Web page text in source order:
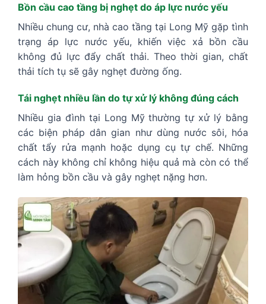
Bồn cầu cao tầng bị nghẹt do áp lực nước yếu
Nhiều chung cư, nhà cao tầng tại Long Mỹ gặp tình
trạng áp lực nước yếu, khiến việc xả bồn cầu
không đủ lực đẩy chất thải. Theo thời gian, chất
thải tích tụ sẽ gây nghẹt đường ống.
Tái nghẹt nhiều lần do tự xử lý không đúng cách
Nhiều gia đình tại Long Mỹ thường tự xử lý bằng
các biện pháp dân gian như dùng nước sôi, hóa
chất tẩy rửa mạnh hoặc dụng cụ tự chế. Những
cách này không chỉ không hiệu quả mà còn có thể
làm hỏng bồn cầu và gây nghẹt nặng hơn.